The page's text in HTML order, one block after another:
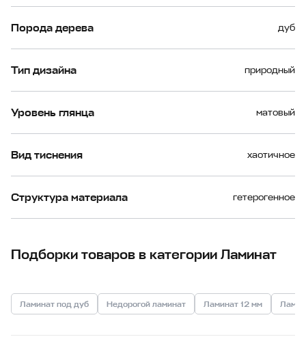
Порода дерева дуб
Тип дизайна природный
Уровень глянца матовый
Вид тиснения хаотичное
Структура материала гетерогенное
Подборки товаров в категории Ламинат
Ламинат под дуб Недорогой ламинат Ламинат 12 мм